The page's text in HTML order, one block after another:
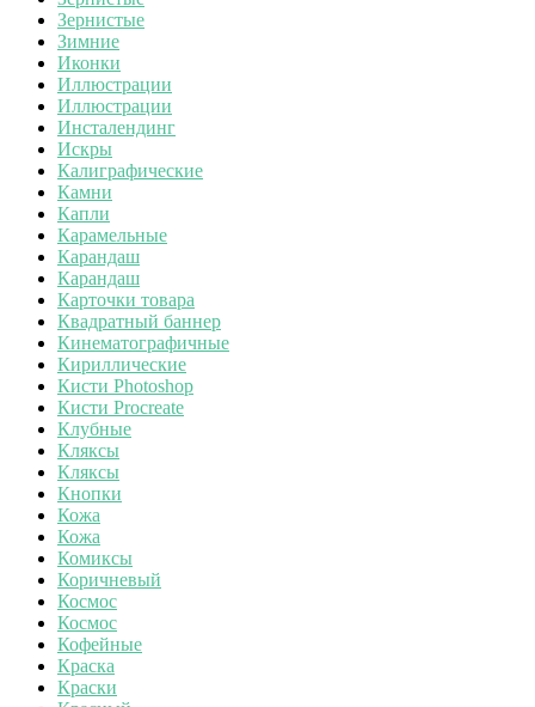
Зернистые
Зимние
Иконки
Иллюстрации
Иллюстрации
Инсталендинг
Искры
Калиграфические
Камни
Капли
Карамельные
Карандаш
Карандаш
Карточки товара
Квадратный баннер
Кинематографичные
Кириллические
Кисти Photoshop
Кисти Procreate
Клубные
Кляксы
Кляксы
Кнопки
Кожа
Кожа
Комиксы
Коричневый
Космос
Космос
Кофейные
Краска
Краски